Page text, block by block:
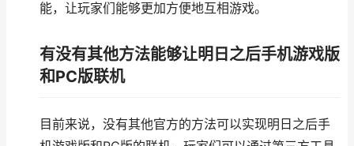
能，让玩家们能够更加方便地互相游戏。
有没有其他方法能够让明日之后手机游戏版
和PC版联机
目前来说，没有其他官方的方法可以实现明日之后手